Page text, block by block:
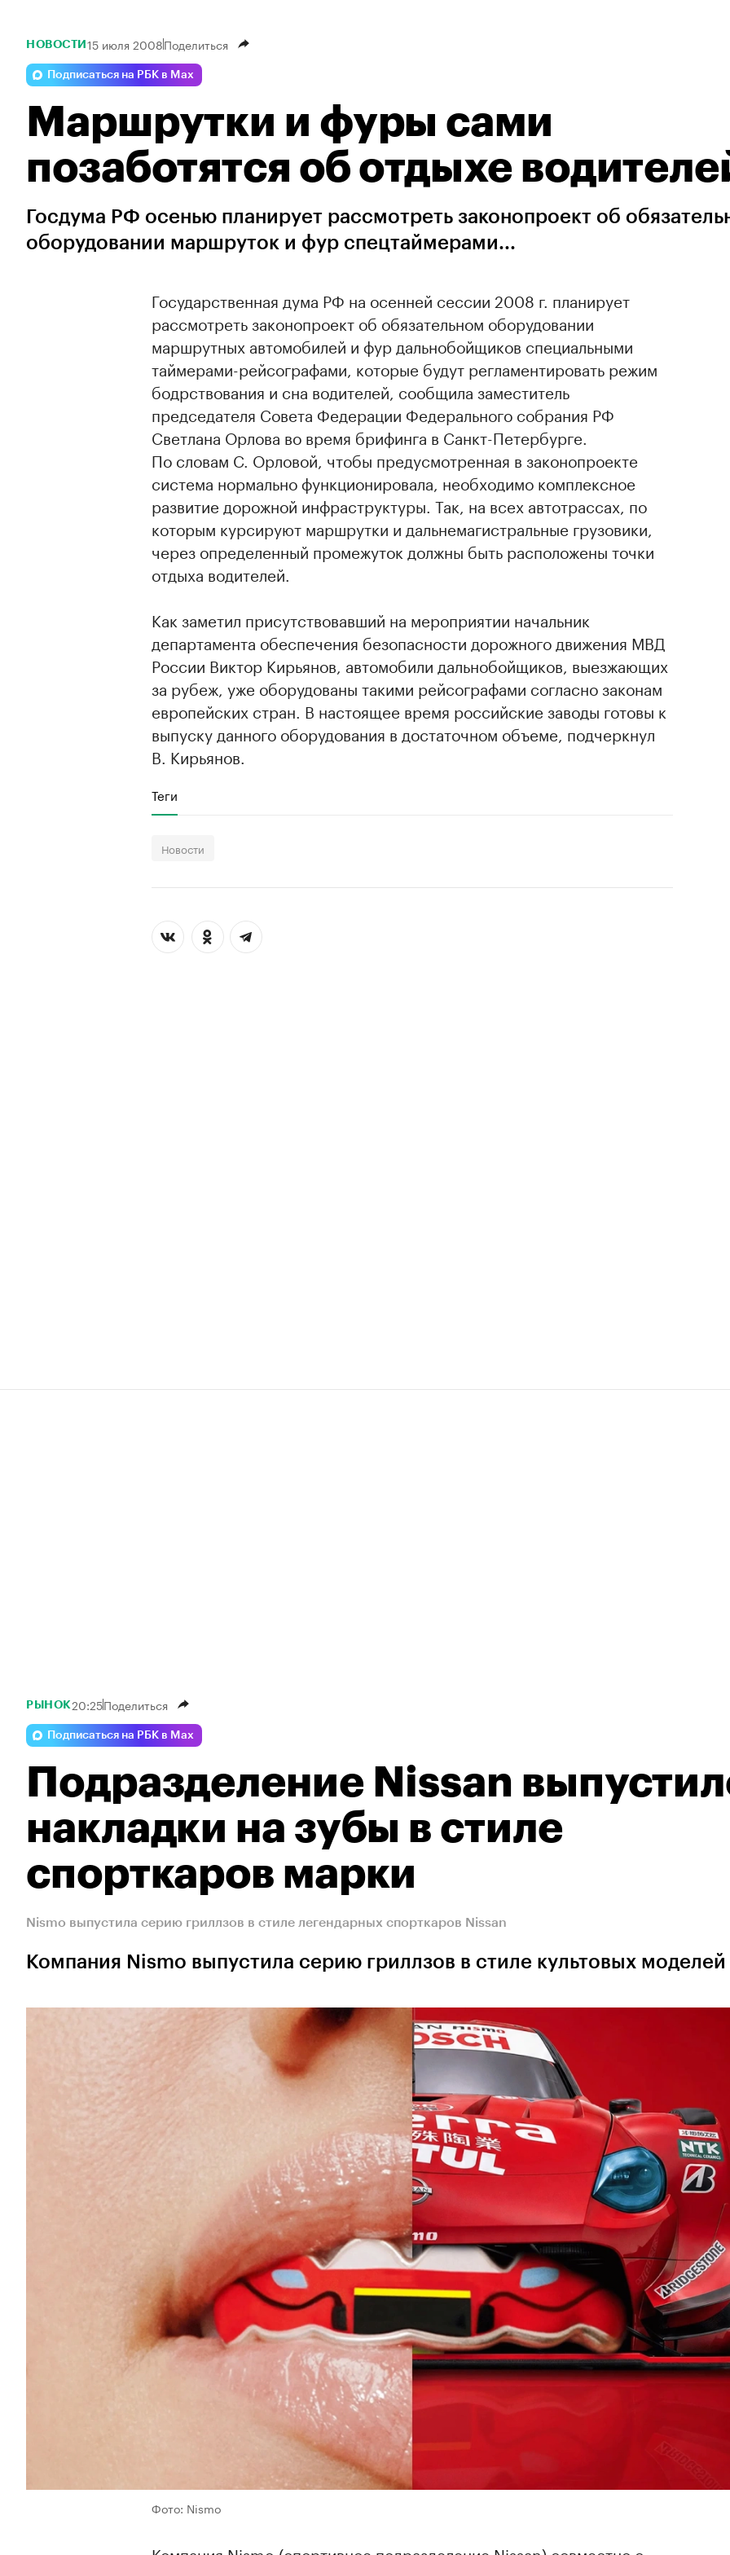
НОВОСТИ 15 июля 2008Поделиться
Подписаться на РБК в Max
Маршрутки и фуры сами
позаботятся об отдыхе
Госдума РФ осенью планирует рассмотреть законопроект об
оборудовании маршруток и фур спецтаймерами...
Государственная дума РФ на осенней сессии 2008 г. планирует
рассмотреть законопроект об обязательном оборудовании
маршрутных автомобилей и фур дальнобойщиков специальными
таймерами-рейсографами, которые будут регламентировать режим
бодрствования и сна водителей, сообщила заместитель
председателя Совета Федерации Федерального собрания РФ
Светлана Орлова во время брифинга в Санкт-Петербурге.
По словам С. Орловой, чтобы предусмотренная в законопроекте
система нормально функционировала, необходимо комплексное
развитие дорожной инфраструктуры. Так, на всех автотрассах, по
которым курсируют маршрутки и дальнемагистральные грузовики,
через определенный промежуток должны быть расположены точки
отдыха водителей.
Как заметил присутствовавший на мероприятии начальник
департамента обеспечения безопасности дорожного движения МВД
России Виктор Кирьянов, автомобили дальнобойщиков, выезжающих
за рубеж, уже оборудованы такими рейсографами согласно законам
европейских стран. В настоящее время российские заводы готовы к
выпуску данного оборудования в достаточном объеме, подчеркнул
В. Кирьянов.
Теги
Новости
РЫНОК 20:25Поделиться
Подписаться на РБК в Max
Подразделение Nissan
накладки на зубы в стиле
спорткаров марки
Nismo выпустила серию гриллзов в стиле легендарных спорткаров Nissan
Компания Nismo выпустила серию гриллзов в стиле культовых
Фото: Nismo